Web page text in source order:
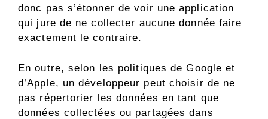
donc pas s’étonner de voir une application
qui jure de ne collecter aucune donnée faire
exactement le contraire.
En outre, selon les politiques de Google et
d’Apple, un développeur peut choisir de ne
pas répertorier les données en tant que
données collectées ou partagées dans